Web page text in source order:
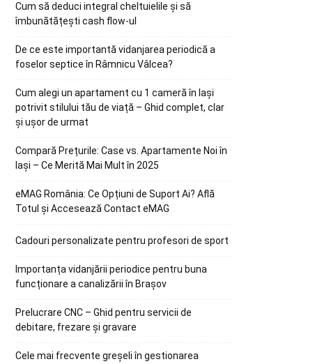
Cum să deduci integral cheltuielile și să
îmbunătățești cash flow-ul
De ce este importantă vidanjarea periodică a
foselor septice în Râmnicu Vâlcea?
Cum alegi un apartament cu 1 cameră în Iași
potrivit stilului tău de viață – Ghid complet, clar
și ușor de urmat
Compară Prețurile: Case vs. Apartamente Noi în
Iași – Ce Merită Mai Mult în 2025
eMAG România: Ce Opțiuni de Suport Ai? Află
Totul și Accesează Contact eMAG
Cadouri personalizate pentru profesori de sport
Importanța vidanjării periodice pentru buna
funcționare a canalizării în Brașov
Prelucrare CNC – Ghid pentru servicii de
debitare, frezare și gravare
Cele mai frecvente greșeli în gestionarea